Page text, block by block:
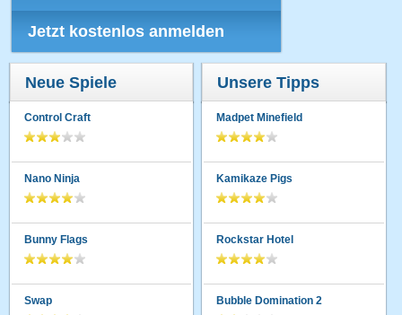
Jetzt kostenlos anmelden
Neue Spiele
Control Craft
Nano Ninja
Bunny Flags
Swap
Unsere Tipps
Madpet Minefield
Kamikaze Pigs
Rockstar Hotel
Bubble Domination 2